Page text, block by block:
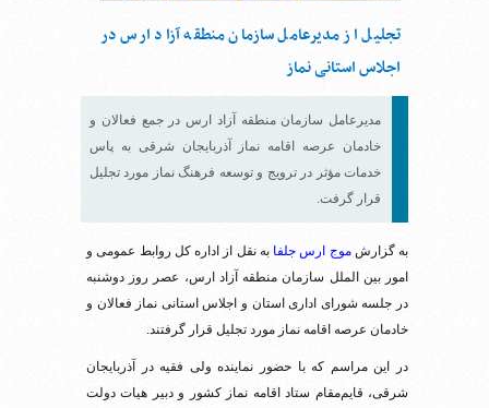
تجلیل از مدیرعامل سازمان منطقه آزاد ارس در
اجلاس استانی نماز
مدیرعامل سازمان منطقه آزاد ارس در جمع فعالان و
خادمان عرصه اقامه نماز آذربایجان شرقی به پاس
خدمات مؤثر در ترویج و توسعه فرهنگ نماز مورد تجلیل
قرار گرفت.
به گزارشموج ارس جلفا به نقل از اداره کل روابط عمومی و
امور بین الملل سازمان منطقه آزاد ارس، عصر روز دوشنبه
در جلسه شورای اداری استان و اجلاس استانی نماز فعالان و
خادمان عرصه اقامه نماز مورد تجلیل قرار گرفتند.
در این مراسم که با حضور نماینده ولی فقیه در آذربایجان
شرقی، قایم‌مقام ستاد اقامه نماز کشور و دبیر هیات دولت